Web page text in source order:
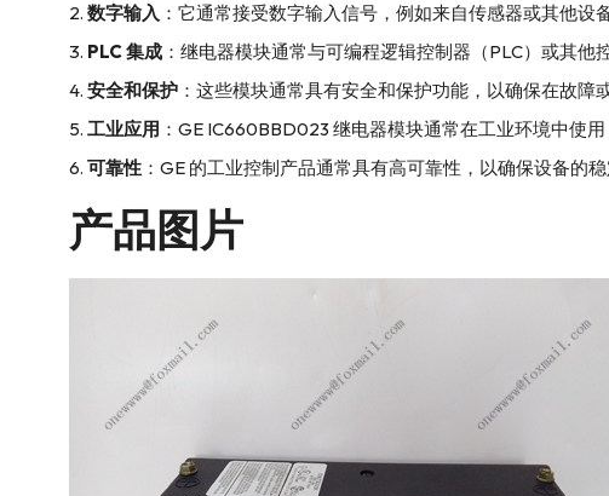
数字输入 ：它通常接受数字输入信号，例如来自传感器或其他设
PLC 集成 ：继电器模块通常与可编程逻辑控制器（PLC）或其他
安全和保护 ：这些模块通常具有安全和保护功能，以确保在故
工业应用 ：GE IC660BBD023 继电器模块通常在工业环境中使
可靠性 ：GE 的工业控制产品通常具有高可靠性，以确保设备的稳
产品图片